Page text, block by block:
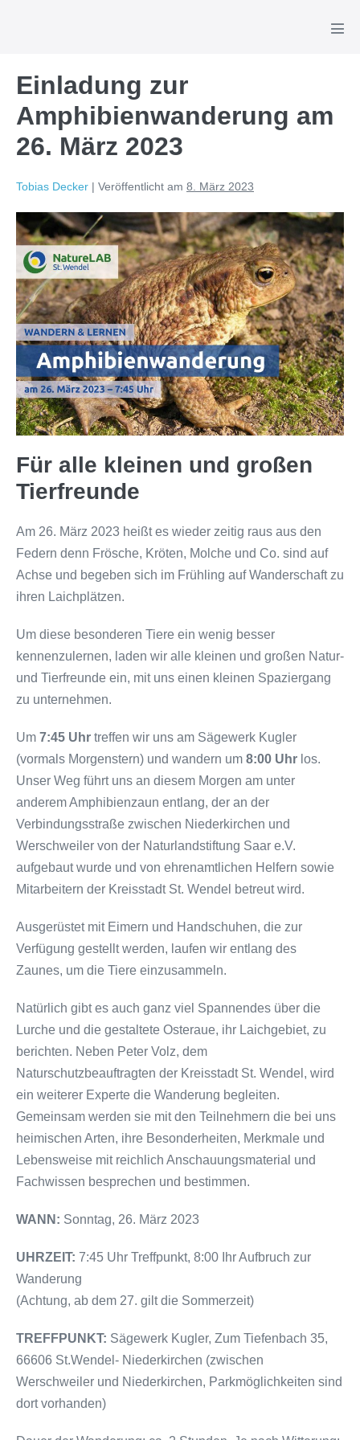
Einladung zur
Amphibienwanderung am
26. März 2023
Tobias Decker | Veröffentlicht am 8. März 2023
Für alle kleinen und großen
Tierfreunde
Am 26. März 2023 heißt es wieder zeitig raus aus den
Federn denn Frösche, Kröten, Molche und Co. sind auf
Achse und begeben sich im Frühling auf Wanderschaft zu
ihren Laichplätzen.
Um diese besonderen Tiere ein wenig besser
kennenzulernen, laden wir alle kleinen und großen Natur-
und Tierfreunde ein, mit uns einen kleinen Spaziergang
zu unternehmen.
Um 7:45 Uhr treffen wir uns am Sägewerk Kugler
(vormals Morgenstern) und wandern um 8:00 Uhr los.
Unser Weg führt uns an diesem Morgen am unter
anderem Amphibienzaun entlang, der an der
Verbindungsstraße zwischen Niederkirchen und
Werschweiler von der Naturlandstiftung Saar e.V.
aufgebaut wurde und von ehrenamtlichen Helfern sowie
Mitarbeitern der Kreisstadt St. Wendel betreut wird.
Ausgerüstet mit Eimern und Handschuhen, die zur
Verfügung gestellt werden, laufen wir entlang des
Zaunes, um die Tiere einzusammeln.
Natürlich gibt es auch ganz viel Spannendes über die
Lurche und die gestaltete Osteraue, ihr Laichgebiet, zu
berichten. Neben Peter Volz, dem
Naturschutzbeauftragten der Kreisstadt St. Wendel, wird
ein weiterer Experte die Wanderung begleiten.
Gemeinsam werden sie mit den Teilnehmern die bei uns
heimischen Arten, ihre Besonderheiten, Merkmale und
Lebensweise mit reichlich Anschauungsmaterial und
Fachwissen besprechen und bestimmen.
WANN: Sonntag, 26. März 2023
UHRZEIT: 7:45 Uhr Treffpunkt, 8:00 Ihr Aufbruch zur
Wanderung
(Achtung, ab dem 27. gilt die Sommerzeit)
TREFFPUNKT: Sägewerk Kugler, Zum Tiefenbach 35,
66606 St.Wendel- Niederkirchen (zwischen
Werschweiler und Niederkirchen, Parkmöglichkeiten sind
dort vorhanden)